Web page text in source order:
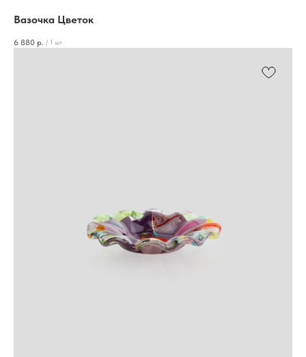
Вазочка Цветок
6 880 р. / 1 шт